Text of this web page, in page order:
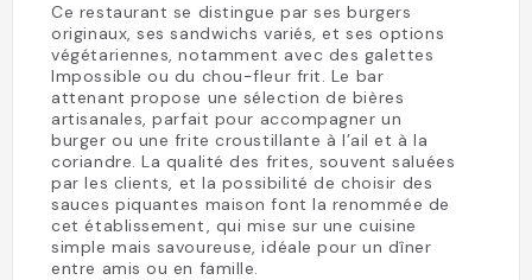
Ce restaurant se distingue par ses burgers
originaux, ses sandwichs variés, et ses options
végétariennes, notamment avec des galettes
Impossible ou du chou-fleur frit. Le bar
attenant propose une sélection de bières
artisanales, parfait pour accompagner un
burger ou une frite croustillante à l’ail et à la
coriandre. La qualité des frites, souvent saluées
par les clients, et la possibilité de choisir des
sauces piquantes maison font la renommée de
cet établissement, qui mise sur une cuisine
simple mais savoureuse, idéale pour un dîner
entre amis ou en famille.